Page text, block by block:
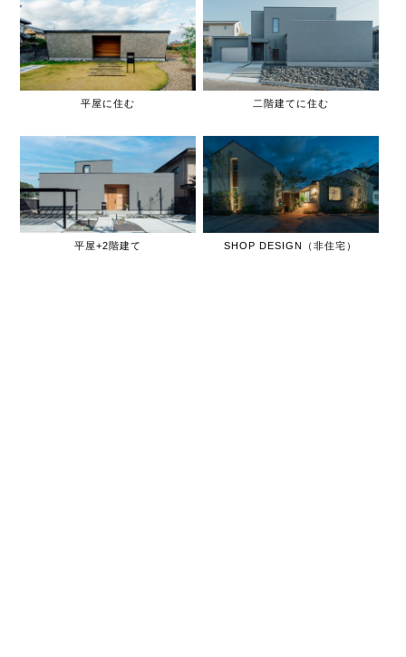
平屋に住む 二階建てに住む
平屋+2階建て SHOP DESIGN（非住宅）